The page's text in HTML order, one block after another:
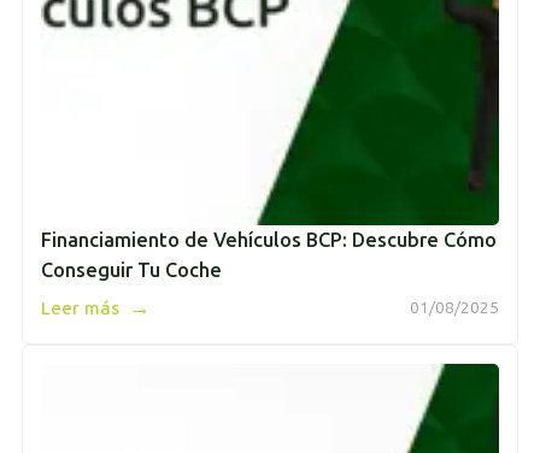
Financiamiento de Vehículos BCP: Descubre Cómo
Conseguir Tu Coche
01/08/2025
Leer más →